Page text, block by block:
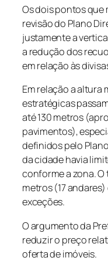
Os dois pontos que
revisão do Plano
justamente a
a redução dos
em relação às
Em relação a altura
estratégicas
até 130 metros
pavimentos),
definidos pelo
da cidade havia
conforme a zona. O
metros (17
exceções.
O argumento da
reduzir o preço
oferta de imóveis.